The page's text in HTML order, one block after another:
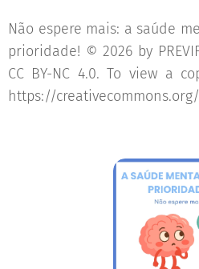
Não espere mais: a saúde
prioridade! © 2026 by
CC BY-NC 4.0. To view a
https://